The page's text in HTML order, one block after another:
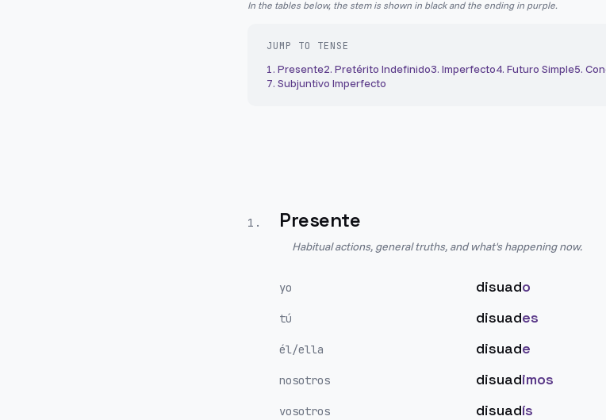
In the tables below, the stem is shown in black and the ending in purple.
JUMP TO TENSE
1. Presente2. Pretérito Indefinido3. Imperfecto4. Futuro Simple5.
7. Subjuntivo Imperfecto
1 . Presente
Habitual actions, general truths, and what's happening now.
yo disuado
tú disuades
él/ella disuade
nosotros disuadimos
vosotros disuadís